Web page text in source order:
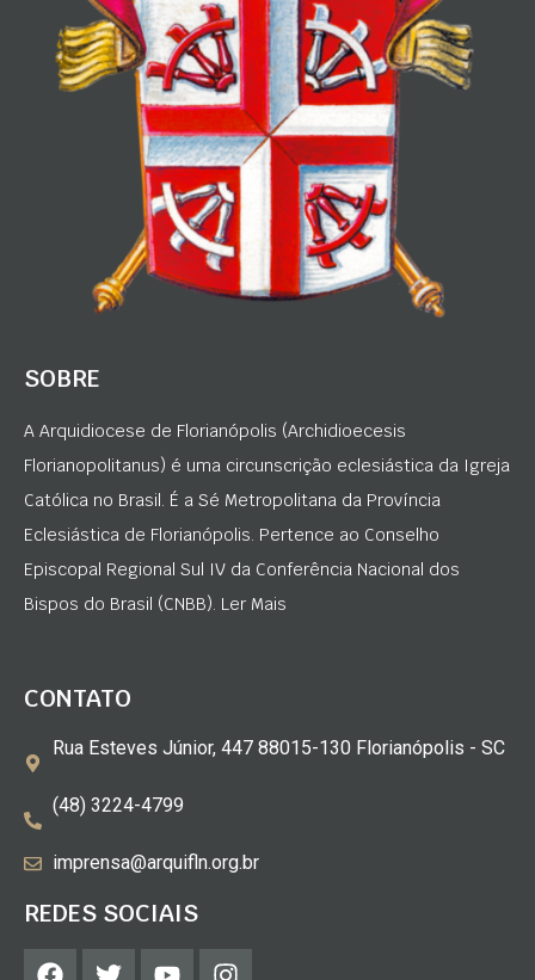
SOBRE
A Arquidiocese de Florianópolis (Archidioecesis
Florianopolitanus) é uma circunscrição eclesiástica da Igreja
Católica no Brasil. É a Sé Metropolitana da Província
Eclesiástica de Florianópolis. Pertence ao Conselho
Episcopal Regional Sul IV da Conferência Nacional dos
Bispos do Brasil (CNBB). Ler Mais
CONTATO
Rua Esteves Júnior, 447 88015-130 Florianópolis - SC
(48) 3224-4799
imprensa@arquifln.org.br
REDES SOCIAIS